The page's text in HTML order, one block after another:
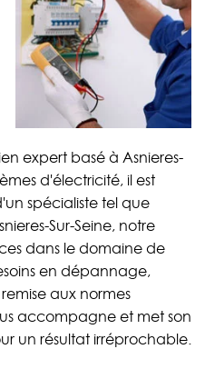
expert basé à Asnieres-
d'électricité, il est
spécialiste tel que
Sur-Seine, notre
dans le domaine de
en dépannage,
aux normes
accompagne et met son
un résultat irréprochable.